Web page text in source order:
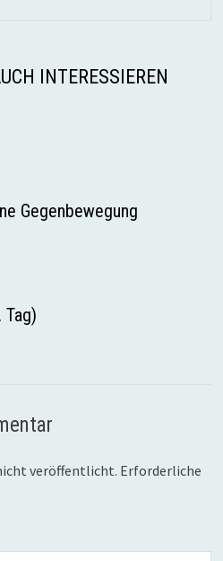
INTERESSIEREN
Gegenbewegung
Tag)
veröffentlicht. Erforderliche